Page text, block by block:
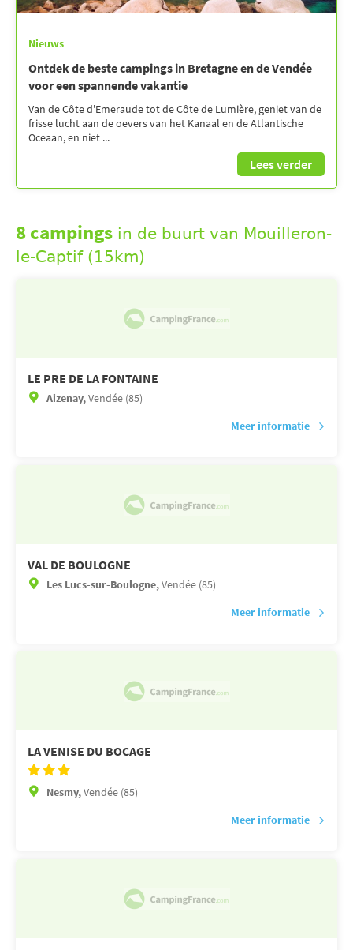
Nieuws
Ontdek de beste campings in Bretagne en de Vendée
voor een spannende vakantie
Van de Côte d'Emeraude tot de Côte de Lumière, geniet van de
frisse lucht aan de oevers van het Kanaal en de Atlantische
Oceaan, en niet ...
Lees verder
8 campings in de buurt van Mouilleron-
le-Captif (15km)
LE PRE DE LA FONTAINE
Aizenay,Vendée (85)
Meer informatie
VAL DE BOULOGNE
Les Lucs-sur-Boulogne,Vendée (85)
Meer informatie
LA VENISE DU BOCAGE
Nesmy,Vendée (85)
Meer informatie